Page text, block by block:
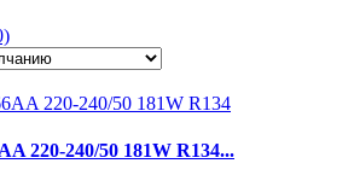
220-240/50 181W R134...